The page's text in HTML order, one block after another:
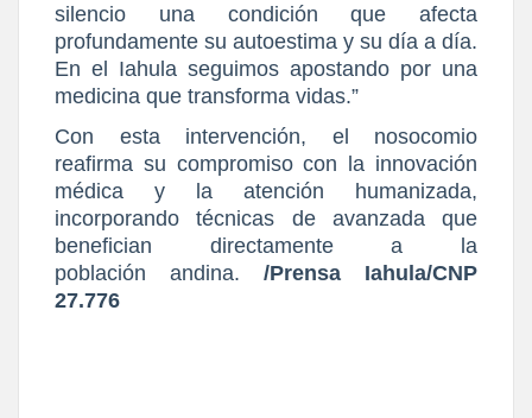
silencio una condición que afecta
profundamente su autoestima y su día a día.
En el Iahula seguimos apostando por una
medicina que transforma vidas.”
Con esta intervención, el nosocomio
reafirma su compromiso con la innovación
médica y la atención humanizada,
incorporando técnicas de avanzada que
benefician directamente a la
población andina.
/Prensa Iahula/CNP
27.776